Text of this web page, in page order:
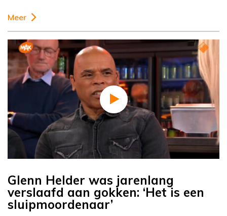
Meer
Glenn Helder was jarenlang
verslaafd aan gokken: ‘Het is een
sluipmoordenaar’